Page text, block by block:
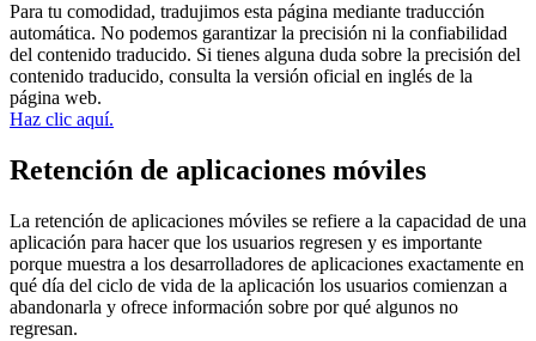
Para tu comodidad, tradujimos esta página mediante traducción
automática. No podemos garantizar la precisión ni la confiabilidad
del contenido traducido. Si tienes alguna duda sobre la precisión del
contenido traducido, consulta la versión oficial en inglés de la
página web.
Haz clic aquí.
Retención de aplicaciones móviles
La retención de aplicaciones móviles se refiere a la capacidad de una
aplicación para hacer que los usuarios regresen y es importante
porque muestra a los desarrolladores de aplicaciones exactamente en
qué día del ciclo de vida de la aplicación los usuarios comienzan a
abandonarla y ofrece información sobre por qué algunos no
regresan.